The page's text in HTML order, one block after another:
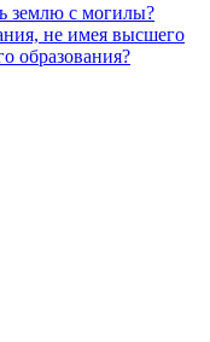
землю с могилы?
не имея высшего
образования?